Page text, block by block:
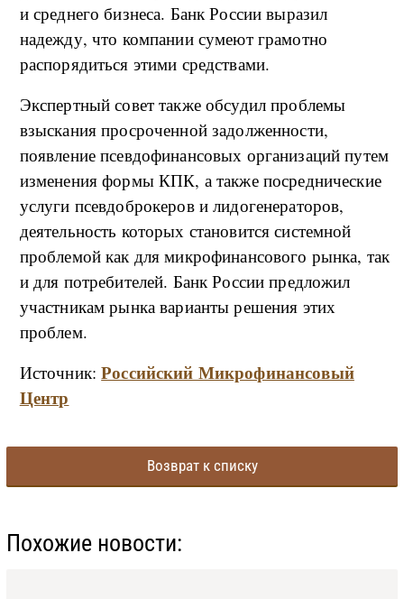
и среднего бизнеса. Банк России выразил
надежду, что компании сумеют грамотно
распорядиться этими средствами.
Экспертный совет также обсудил проблемы
взыскания просроченной задолженности,
появление псевдофинансовых организаций путем
изменения формы КПК, а также посреднические
услуги псевдоброкеров и лидогенераторов,
деятельность которых становится системной
проблемой как для микрофинансового рынка, так
и для потребителей. Банк России предложил
участникам рынка варианты решения этих
проблем.
Источник:Российский Микрофинансовый
Центр
Возврат к списку
Похожие новости: